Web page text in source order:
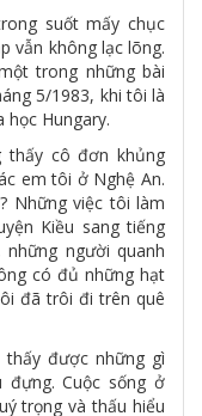
suốt mấy chục
vẫn không lạc lõng.
trong những bài
5/1983, khi tôi là
học Hungary.
thấy cô đơn khủng
em tôi ở Nghệ An.
Những việc tôi làm
Kiều sang tiếng
người quanh
có đủ những hạt
đã trôi đi trên quê
được những gì
Cuộc sống ở
trọng và thấu hiểu